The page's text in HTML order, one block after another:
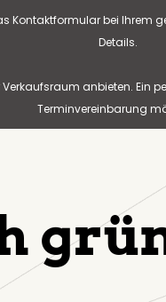
Kontaktformular bei
Details.
anbieten.
Terminvereinbarung